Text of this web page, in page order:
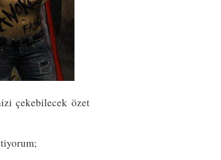
çekebilecek özet